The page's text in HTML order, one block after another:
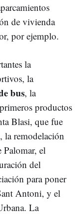
de vivienda
por ejemplo.
la
la
bus, la
productos
Blasi, que fue
remodelación
el
del
para poner
Antoni, y el
La